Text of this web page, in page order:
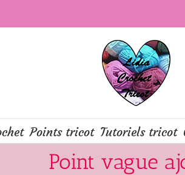
Points tricot Tutoriels tricot
Point vague